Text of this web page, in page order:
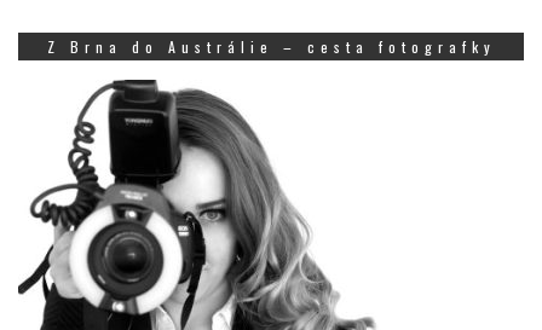
Z Brna do Austrálie – cesta fotografky